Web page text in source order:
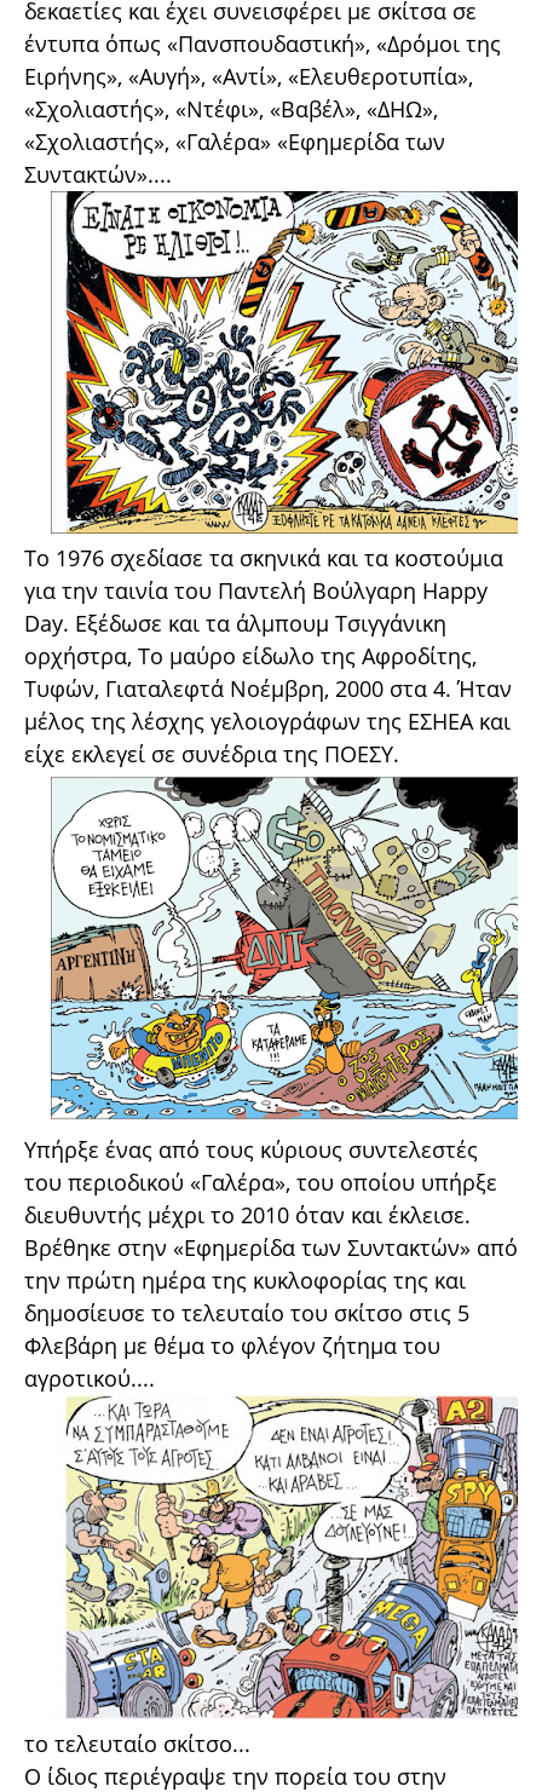
δεκαετίες και έχει συνεισφέρει με σκίτσα σε
έντυπα όπως «Πανσπουδαστική», «Δρόμοι της
Ειρήνης», «Αυγή», «Αντί», «Ελευθεροτυπία»,
«Σχολιαστής», «Ντέφι», «Βαβέλ», «ΔΗΩ»,
«Σχολιαστής», «Γαλέρα» «Εφημερίδα των
Συντακτών»....
Το 1976 σχεδίασε τα σκηνικά και τα κοστούμια
για την ταινία του Παντελή Βούλγαρη Happy
Day. Εξέδωσε και τα άλμπουμ Τσιγγάνικη
ορχήστρα, Το μαύρο είδωλο της Αφροδίτης,
Τυφών, Γιαταλεφτά Νοέμβρη, 2000 στα 4. Ήταν
μέλος της λέσχης γελοιογράφων της ΕΣΗΕΑ και
είχε εκλεγεί σε συνέδρια της ΠΟΕΣΥ.
Υπήρξε ένας από τους κύριους συντελεστές
του περιοδικού «Γαλέρα», του οποίου υπήρξε
διευθυντής μέχρι το 2010 όταν και έκλεισε.
Βρέθηκε στην «Εφημερίδα των Συντακτών» από
την πρώτη ημέρα της κυκλοφορίας της και
δημοσίευσε το τελευταίο του σκίτσο στις 5
Φλεβάρη με θέμα το φλέγον ζήτημα του
αγροτικού....
το τελευταίο σκίτσο...
Ο ίδιος περιέγραψε την πορεία του στην